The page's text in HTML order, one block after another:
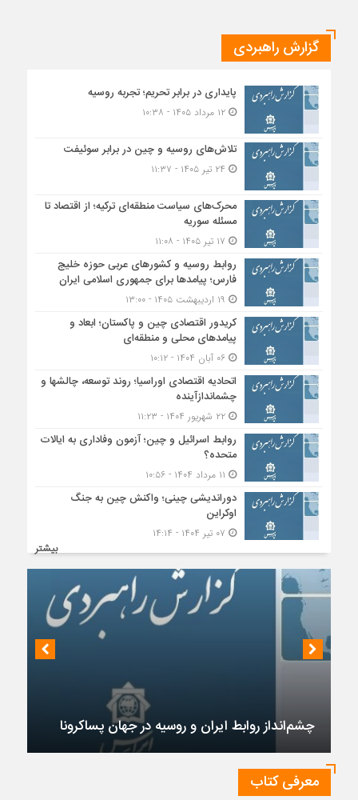
گزارش راهبردی
پایداری در برابر تحریم؛ تجربه روسیه
۱۲ مرداد ۱۴۰۵ - ۱۰:۳۸
تلاش‌های روسیه و چین در برابر سوئیفت
محرک‌های سیاست منطقه‌‎ای ترکیه؛ از اقتصاد تا
مسئله سوریه
روابط روسیه و کشورهای عربی حوزه خلیج
فارس؛ پیامدها برای جمهوری اسلامی ایران
کریدور اقتصادی چین و پاکستان؛ ابعاد و
پیامدهای محلی و منطقه‌ای
۰۶ آبان ۱۴۰۴ - ۱۰:۱۲
اتحادیه اقتصادی اوراسیا؛ روند توسعه، چالشها و
چشماندازآینده
۲۲ شهریور ۱۴۰۴ - ۱۱:۲۳
روابط اسرائیل و چین؛ آزمون وفاداری به ایالات
متحده؟
دوراندیشی چینی؛ واکنش چین به جنگ
اوکراین
بیشتر
چشم‌انداز روابط ایران و روسیه در جهان پساکرونا
معرفی کتاب